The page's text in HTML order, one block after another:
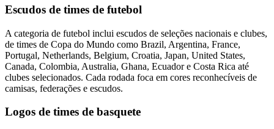
Escudos de times de futebol
A categoria de futebol inclui escudos de seleções nacionais e clubes,
de times de Copa do Mundo como Brazil, Argentina, France,
Portugal, Netherlands, Belgium, Croatia, Japan, United States,
Canada, Colombia, Australia, Ghana, Ecuador e Costa Rica até
clubes selecionados. Cada rodada foca em cores reconhecíveis de
camisas, federações e escudos.
Logos de times de basquete